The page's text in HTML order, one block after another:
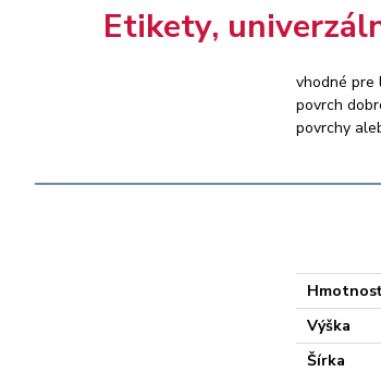
Etikety,
vhodné pre
povrch
povrchy
Hmotnosť
Výška
Šírka